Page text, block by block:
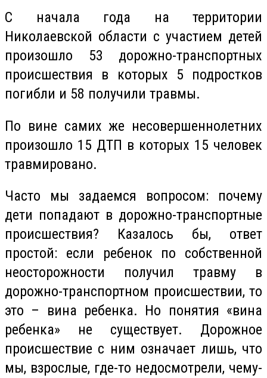
С начала года на территории
Николаевской области с участием детей
произошло 53 дорожно-транспортных
происшествия в которых 5 подростков
погибли и 58 получили травмы.
По вине самих же несовершеннолетних
произошло 15 ДТП в которых 15 человек
травмировано.
Часто мы задаемся вопросом: почему
дети попадают в дорожно-транспортные
происшествия? Казалось бы, ответ
простой: если ребенок по собственной
неосторожности получил травму в
дорожно-транспортном происшествии, то
это – вина ребенка. Но понятия «вина
ребенка» не существует. Дорожное
происшествие с ним означает лишь, что
мы, взрослые, где-то недосмотрели, чему-